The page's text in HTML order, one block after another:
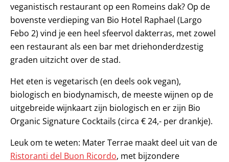
veganistisch restaurant op een Romeins dak? Op de
bovenste verdieping van Bio Hotel Raphael (Largo
Febo 2) vind je een heel sfeervol dakterras, met zowel
een restaurant als een bar met driehonderdzestig
graden uitzicht over de stad.
Het eten is vegetarisch (en deels ook vegan),
biologisch en biodynamisch, de meeste wijnen op de
uitgebreide wijnkaart zijn biologisch en er zijn Bio
Organic Signature Cocktails (circa € 24,- per drankje).
Leuk om te weten: Mater Terrae maakt deel uit van de
Ristoranti del Buon Ricordo, met bijzondere